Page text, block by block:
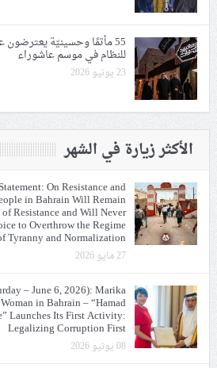
55 مأتمًا وحسينيّة يعترضون
للنظام في موسم عاشوراء
23 يونيو 2026
الأكثر زيارة في الشهر
On Resistance and
in Bahrain Will Remain
Resistance and Will Never
to Overthrow the Regime
Tyranny and Normalization
27 مايو 2026
– June 6, 2026): Marika
in Bahrain – “Hamad
Launches Its First Activity:
Legalizing Corruption First
08 يونيو 2026